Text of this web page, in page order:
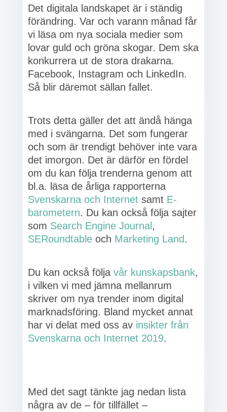
Det digitala landskapet är i ständig
förändring. Var och varann månad får
vi läsa om nya sociala medier som
lovar guld och gröna skogar. Dem ska
konkurrera ut de stora drakarna.
Facebook, Instagram och LinkedIn.
Så blir däremot sällan fallet.
Trots detta gäller det att ändå hänga
med i svängarna. Det som fungerar
och som är trendigt behöver inte vara
det imorgon. Det är därför en fördel
om du kan följa trenderna genom att
bl.a. läsa de årliga rapporterna
Svenskarna och Internetsamt E-
barometern. Du kan också följa sajter
som Search Engine Journal ,
SERoundtableoch Marketing Land.
Du kan också följa vår kunskapsbank,
i vilken vi med jämna mellanrum
skriver om nya trender inom digital
marknadsföring. Bland mycket annat
har vi delat med oss av insikter från
Svenskarna och Internet 2019.
Med det sagt tänkte jag nedan lista
några av de – för tillfället –